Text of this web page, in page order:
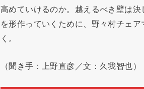
高めていけるのか。越えるべき壁は
を形作っていくために、野々村チェ
く。
（聞き手：上野直彦／文：久我智也）